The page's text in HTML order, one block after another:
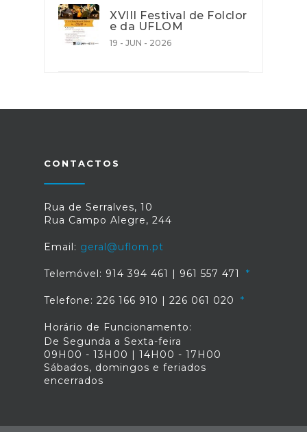
XVIII Festival de Folclor
e da UFLOM
19 - JUN - 2026
CONTACTOS
Rua de Serralves, 10
Rua Campo Alegre, 244
Email: geral@uflom.pt
Telemóvel: 914 394 461 | 961 557 471
Telefone: 226 166 910 | 226 061 020
Horário de Funcionamento:
De Segunda a Sexta-feira
09H00 - 13H00 | 14H00 - 17H00
Sábados, domingos e feriados
encerrados